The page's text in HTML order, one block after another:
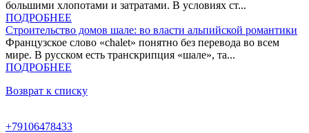
большими хлопотами и затратами. В условиях ст...
ПОДРОБНЕЕ
Строительство домов шале: во власти альпийской романтики
Французское слово «chalet» понятно без перевода во всем
мире. В русском есть транскрипция «шале», та...
ПОДРОБНЕЕ
Возврат к списку
+79106478433